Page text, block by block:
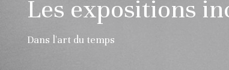
Les expositions
Dans l'art du temps